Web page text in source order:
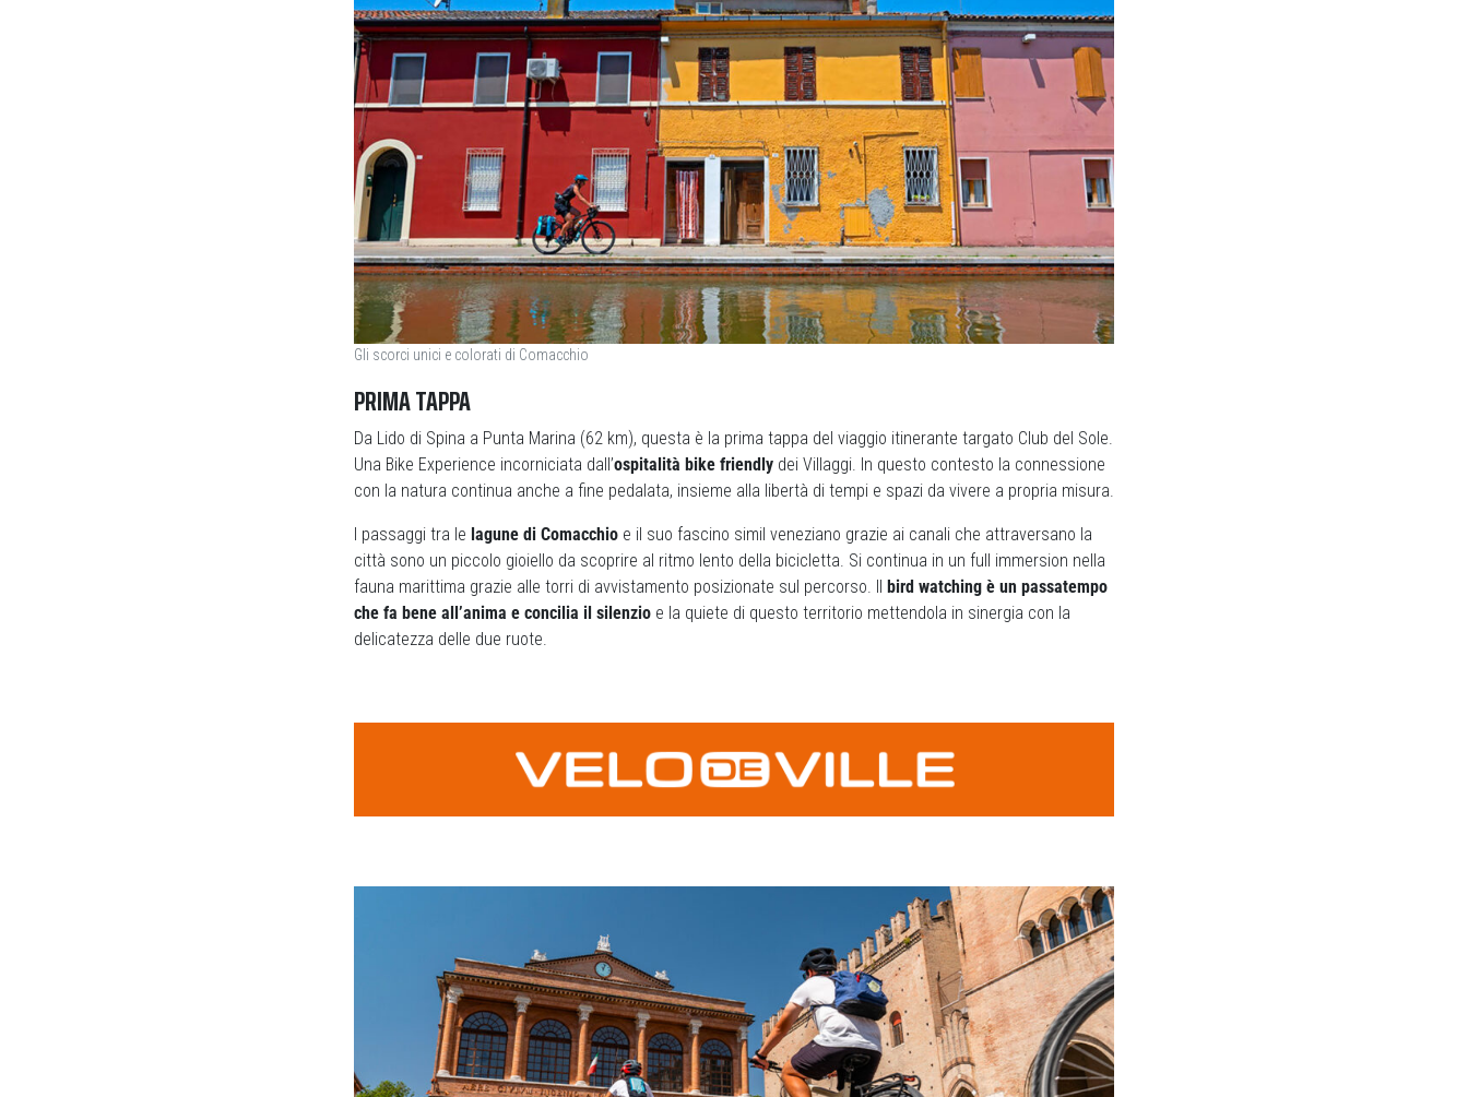
Gli scorci unici e colorati di Comacchio
PRIMA TAPPA
Da Lido di Spina a Punta Marina (62 km), questa è la prima tappa del viaggio itinerante targato Club del Sole.
Una Bike Experience incorniciata dall’ospitalità bike friendly dei Villaggi. In questo contesto la connessione
con la natura continua anche a fine pedalata, insieme alla libertà di tempi e spazi da vivere a propria misura.
I passaggi tra le lagune di Comacchio e il suo fascino simil veneziano grazie ai canali che attraversano la
città sono un piccolo gioiello da scoprire al ritmo lento della bicicletta. Si continua in un full immersion nella
fauna marittima grazie alle torri di avvistamento posizionate sul percorso. Il bird watching è un passatempo
che fa bene all’anima e concilia il silenzio e la quiete di questo territorio mettendola in sinergia con la
delicatezza delle due ruote.